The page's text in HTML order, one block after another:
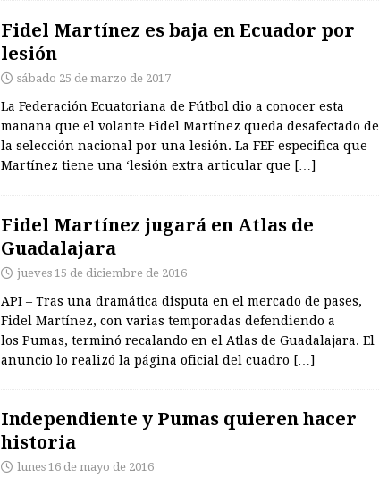
Fidel Martínez es baja en Ecuador por
lesión
sábado 25 de marzo de 2017
La Federación Ecuatoriana de Fútbol dio a conocer esta
mañana que el volante Fidel Martínez queda desafectado de
la selección nacional por una lesión. La FEF especifica que
Martínez tiene una ‘lesión extra articular que […]
Fidel Martínez jugará en Atlas de
Guadalajara
jueves 15 de diciembre de 2016
API – Tras una dramática disputa en el mercado de pases,
Fidel Martínez, con varias temporadas defendiendo a
los Pumas, terminó recalando en el Atlas de Guadalajara. El
anuncio lo realizó la página oficial del cuadro […]
Independiente y Pumas quieren hacer
historia
lunes 16 de mayo de 2016